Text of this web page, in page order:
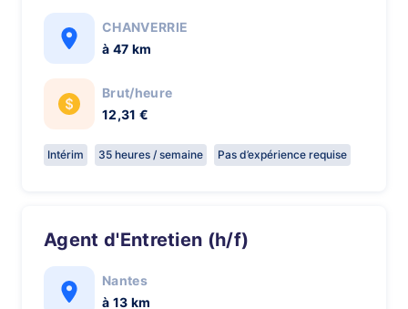
CHANVERRIE
à 47 km
Brut/heure
12,31 €
Intérim 35 heures / semaine Pas d’expérience requise
Agent d'Entretien (h/f)
Nantes
à 13 km